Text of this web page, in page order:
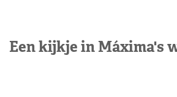
Een kijkje in Máxima's